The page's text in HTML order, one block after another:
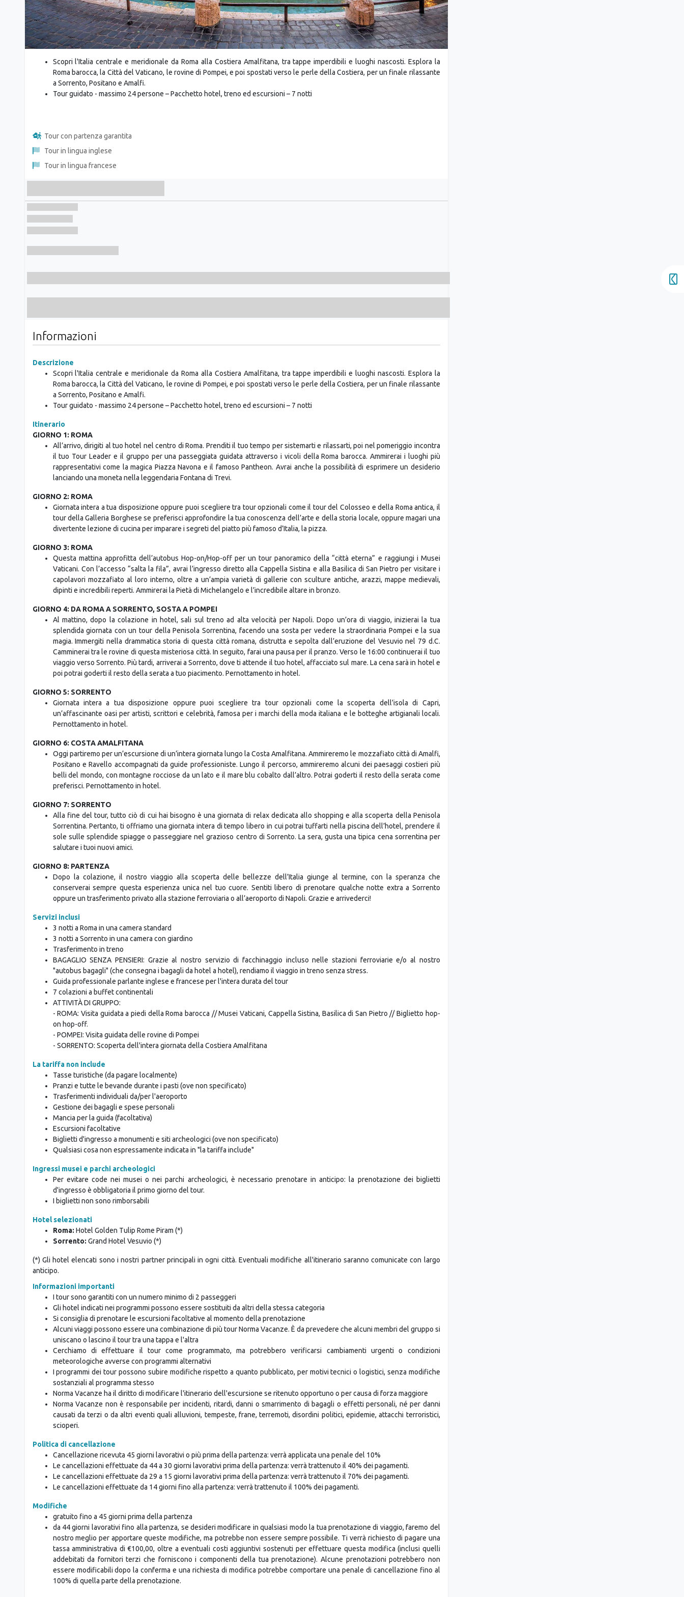
Scopri l'Italia centrale e meridionale da Roma alla Costiera Amalfitana, tra tappe imperdibili e luoghi nascosti. Esplora la
Roma barocca, la Città del Vaticano, le rovine di Pompei, e poi spostati verso le perle della Costiera, per un finale rilassante
a Sorrento, Positano e Amalfi.
Tour guidato - massimo 24 persone – Pacchetto hotel, treno ed escursioni – 7 notti
Tour con partenza garantita
Tour in lingua inglese
Tour in lingua francese
Informazioni
Descrizione
Scopri l'Italia centrale e meridionale da Roma alla Costiera Amalfitana, tra tappe imperdibili e luoghi nascosti. Esplora la
Roma barocca, la Città del Vaticano, le rovine di Pompei, e poi spostati verso le perle della Costiera, per un finale rilassante
a Sorrento, Positano e Amalfi.
Tour guidato - massimo 24 persone – Pacchetto hotel, treno ed escursioni – 7 notti
Itinerario
GIORNO 1: ROMA
All’arrivo, dirigiti al tuo hotel nel centro di Roma. Prenditi il tuo tempo per sistemarti e rilassarti, poi nel pomeriggio incontra
il tuo Tour Leader e il gruppo per una passeggiata guidata attraverso i vicoli della Roma barocca. Ammirerai i luoghi più
rappresentativi come la magica Piazza Navona e il famoso Pantheon. Avrai anche la possibilità di esprimere un desiderio
lanciando una moneta nella leggendaria Fontana di Trevi.
GIORNO 2: ROMA
Giornata intera a tua disposizione oppure puoi scegliere tra tour opzionali come il tour del Colosseo e della Roma antica, il
tour della Galleria Borghese se preferisci approfondire la tua conoscenza dell’arte e della storia locale, oppure magari una
divertente lezione di cucina per imparare i segreti del piatto più famoso d’Italia, la pizza.
GIORNO 3: ROMA
Questa mattina approfitta dell’autobus Hop-on/Hop-off per un tour panoramico della “città eterna” e raggiungi i Musei
Vaticani. Con l’accesso “salta la fila”, avrai l’ingresso diretto alla Cappella Sistina e alla Basilica di San Pietro per visitare i
capolavori mozzafiato al loro interno, oltre a un’ampia varietà di gallerie con sculture antiche, arazzi, mappe medievali,
dipinti e incredibili reperti. Ammirerai la Pietà di Michelangelo e l’incredibile altare in bronzo.
GIORNO 4: DA ROMA A SORRENTO, SOSTA A POMPEI
Al mattino, dopo la colazione in hotel, sali sul treno ad alta velocità per Napoli. Dopo un’ora di viaggio, inizierai la tua
splendida giornata con un tour della Penisola Sorrentina, facendo una sosta per vedere la straordinaria Pompei e la sua
magia. Immergiti nella drammatica storia di questa città romana, distrutta e sepolta dall’eruzione del Vesuvio nel 79 d.C.
Camminerai tra le rovine di questa misteriosa città. In seguito, farai una pausa per il pranzo. Verso le 16:00 continuerai il tuo
viaggio verso Sorrento. Più tardi, arriverai a Sorrento, dove ti attende il tuo hotel, affacciato sul mare. La cena sarà in hotel e
poi potrai goderti il resto della serata a tuo piacimento. Pernottamento in hotel.
GIORNO 5: SORRENTO
Giornata intera a tua disposizione oppure puoi scegliere tra tour opzionali come la scoperta dell’isola di Capri,
un’affascinante oasi per artisti, scrittori e celebrità, famosa per i marchi della moda italiana e le botteghe artigianali locali.
Pernottamento in hotel.
GIORNO 6: COSTA AMALFITANA
Oggi partiremo per un’escursione di un’intera giornata lungo la Costa Amalfitana. Ammireremo le mozzafiato città di Amalfi,
Positano e Ravello accompagnati da guide professioniste. Lungo il percorso, ammireremo alcuni dei paesaggi costieri più
belli del mondo, con montagne rocciose da un lato e il mare blu cobalto dall’altro. Potrai goderti il resto della serata come
preferisci. Pernottamento in hotel.
GIORNO 7: SORRENTO
Alla fine del tour, tutto ciò di cui hai bisogno è una giornata di relax dedicata allo shopping e alla scoperta della Penisola
Sorrentina. Pertanto, ti offriamo una giornata intera di tempo libero in cui potrai tuffarti nella piscina dell’hotel, prendere il
sole sulle splendide spiagge o passeggiare nel grazioso centro di Sorrento. La sera, gusta una tipica cena sorrentina per
salutare i tuoi nuovi amici.
GIORNO 8: PARTENZA
Dopo la colazione, il nostro viaggio alla scoperta delle bellezze dell’Italia giunge al termine, con la speranza che
conserverai sempre questa esperienza unica nel tuo cuore. Sentiti libero di prenotare qualche notte extra a Sorrento
oppure un trasferimento privato alla stazione ferroviaria o all’aeroporto di Napoli. Grazie e arrivederci!
Servizi inclusi
3 notti a Roma in una camera standard
3 notti a Sorrento in una camera con giardino
Trasferimento in treno
BAGAGLIO SENZA PENSIERI: Grazie al nostro servizio di facchinaggio incluso nelle stazioni ferroviarie e/o al nostro
"autobus bagagli" (che consegna i bagagli da hotel a hotel), rendiamo il viaggio in treno senza stress.
Guida professionale parlante inglese e francese per l'intera durata del tour
7 colazioni a buffet continentali
ATTIVITÀ DI GRUPPO:
- ROMA: Visita guidata a piedi della Roma barocca // Musei Vaticani, Cappella Sistina, Basilica di San Pietro // Biglietto hop-
on hop-off.
- POMPEI: Visita guidata delle rovine di Pompei
- SORRENTO: Scoperta dell'intera giornata della Costiera Amalfitana
La tariffa non include
Tasse turistiche (da pagare localmente)
Pranzi e tutte le bevande durante i pasti (ove non specificato)
Trasferimenti individuali da/per l'aeroporto
Gestione dei bagagli e spese personali
Mancia per la guida (facoltativa)
Escursioni facoltative
Biglietti d'ingresso a monumenti e siti archeologici (ove non specificato)
Qualsiasi cosa non espressamente indicata in "la tariffa include"
Ingressi musei e parchi archeologici
Per evitare code nei musei o nei parchi archeologici, è necessario prenotare in anticipo: la prenotazione dei biglietti
d'ingresso è obbligatoria il primo giorno del tour.
I biglietti non sono rimborsabili
Hotel selezionati
Roma: Hotel Golden Tulip Rome Piram (*)
Sorrento: Grand Hotel Vesuvio (*)
(*) Gli hotel elencati sono i nostri partner principali in ogni città. Eventuali modifiche all'itinerario saranno comunicate con largo
anticipo.
Informazioni importanti
I tour sono garantiti con un numero minimo di 2 passeggeri
Gli hotel indicati nei programmi possono essere sostituiti da altri della stessa categoria
Si consiglia di prenotare le escursioni facoltative al momento della prenotazione
Alcuni viaggi possono essere una combinazione di più tour Norma Vacanze. È da prevedere che alcuni membri del gruppo si
uniscano o lascino il tour tra una tappa e l'altra
Cerchiamo di effettuare il tour come programmato, ma potrebbero verificarsi cambiamenti urgenti o condizioni
meteorologiche avverse con programmi alternativi
I programmi dei tour possono subire modifiche rispetto a quanto pubblicato, per motivi tecnici o logistici, senza modifiche
sostanziali al programma stesso
Norma Vacanze ha il diritto di modificare l'itinerario dell'escursione se ritenuto opportuno o per causa di forza maggiore
Norma Vacanze non è responsabile per incidenti, ritardi, danni o smarrimento di bagagli o effetti personali, né per danni
causati da terzi o da altri eventi quali alluvioni, tempeste, frane, terremoti, disordini politici, epidemie, attacchi terroristici,
scioperi.
Politica di cancellazione
Cancellazione ricevuta 45 giorni lavorativi o più prima della partenza: verrà applicata una penale del 10%
Le cancellazioni effettuate da 44 a 30 giorni lavorativi prima della partenza: verrà trattenuto il 40% dei pagamenti.
Le cancellazioni effettuate da 29 a 15 giorni lavorativi prima della partenza: verrà trattenuto il 70% dei pagamenti.
Le cancellazioni effettuate da 14 giorni fino alla partenza: verrà trattenuto il 100% dei pagamenti.
Modifiche
gratuito fino a 45 giorni prima della partenza
da 44 giorni lavorativi fino alla partenza, se desideri modificare in qualsiasi modo la tua prenotazione di viaggio, faremo del
nostro meglio per apportare queste modifiche, ma potrebbe non essere sempre possibile. Ti verrà richiesto di pagare una
tassa amministrativa di €100,00, oltre a eventuali costi aggiuntivi sostenuti per effettuare questa modifica (inclusi quelli
addebitati da fornitori terzi che forniscono i componenti della tua prenotazione). Alcune prenotazioni potrebbero non
essere modificabili dopo la conferma e una richiesta di modifica potrebbe comportare una penale di cancellazione fino al
100% di quella parte della prenotazione.